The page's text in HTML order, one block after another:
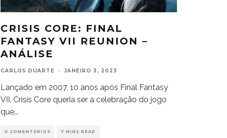
CRISIS CORE: FINAL
FANTASY VII REUNION –
ANÁLISE
CARLOS DUARTE · JANEIRO 3, 2023
Lançado em 2007, 10 anos após Final Fantasy
VII, Crisis Core queria ser a celebração do jogo
que...
0 COMENTÁRIOS 7 MINS READ